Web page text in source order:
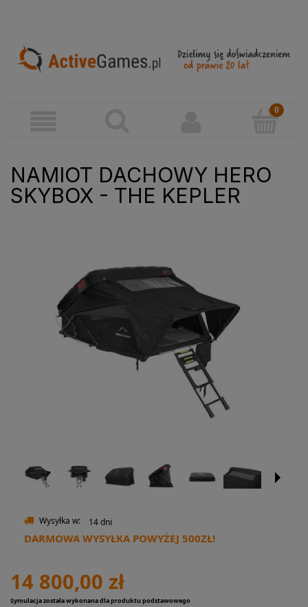
NAMIOT DACHOWY HERO
SKYBOX - THE KEPLER
Wysyłka w: 14 dni
DARMOWA WYSYŁKA POWYŻEJ 500ZŁ!
14 800,00 zł
Symulacja została wykonana dla produktu podstawowego